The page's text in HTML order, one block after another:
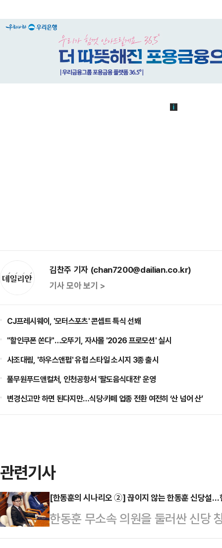
김찬주 기자 (chan7200@dailian.co.kr)
기사 모아 보기 >
CJ프레시웨이, '모터스포츠' 콘셉트 특식 선봬
"할인쿠폰 쏜다"…오뚜기, 자사몰 '2026 프로모션' 실시
사조대림, '하우스앤펍' 유럽 스타일 소시지 3종 출시
풀무원푸드앤컬처, 인천공항서 '팔도음식대전' 운영
변경신고만 하면 된다지만…식당·카페 업종 전환 여전히 ‘산 넘어 산’
관련기사
[한동훈의 시나리오 ②] 끊이지 않는 한동훈 신당설…
한동훈 무소속 의원을 둘러싼 신당
부산 북갑 보궐선거에서 당선되며